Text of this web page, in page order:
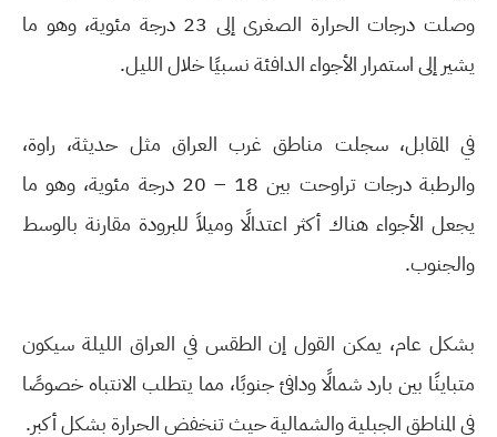
وصلت درجات الحرارة الصغرى إلى 23 درجة مئوية، وهو ما
يشير إلى استمرار الأجواء الدافئة نسبيًا خلال الليل.
في المقابل، سجلت مناطق غرب العراق مثل حديثة، راوة،
والرطبة درجات تراوحت بين 18 – 20 درجة مئوية، وهو ما
يجعل الأجواء هناك أكثر اعتدالًا وميلاً للبرودة مقارنة بالوسط
والجنوب.
بشكل عام، يمكن القول إن الطقس في العراق الليلة سيكون
متباينًا بين بارد شمالًا ودافئ جنوبًا، مما يتطلب الانتباه خصوصًا
في المناطق الجبلية والشمالية حيث تنخفض الحرارة بشكل أكبر.